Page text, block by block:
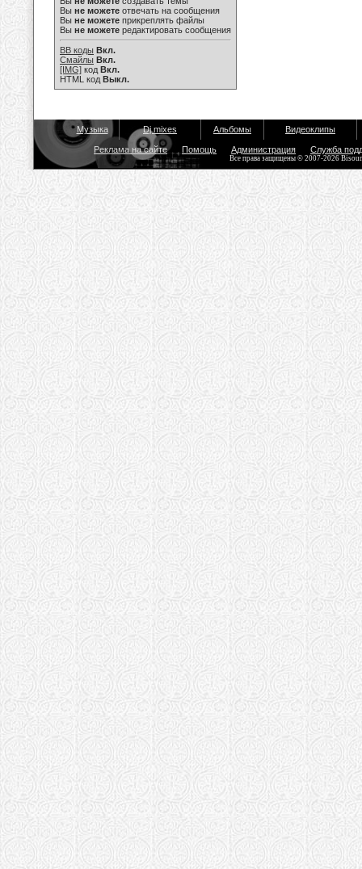
Вы не можете отвечать на сообщения
Вы не можете прикреплять файлы
Вы не можете редактировать сообщения
BB коды Вкл.
Смайлы Вкл.
[IMG] код Вкл.
HTML код Выкл.
Музыка Dj mixes Альбомы Видеоклипы
Реклама на сайте Помощь Администрация Служба
Все права защищены © 2007-2026